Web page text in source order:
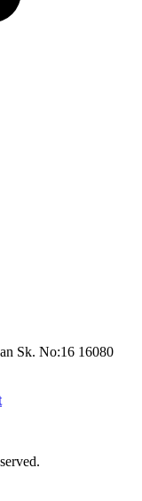
Sk. No:16 16080